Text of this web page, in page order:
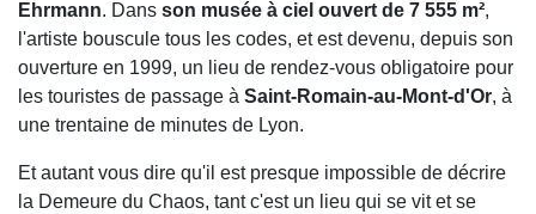
Ehrmann. Dans son musée à ciel ouvert de 7 555 m²,
l'artiste bouscule tous les codes, et est devenu, depuis son
ouverture en 1999, un lieu de rendez-vous obligatoire pour
les touristes de passage à Saint-Romain-au-Mont-d'Or, à
une trentaine de minutes de Lyon.
Et autant vous dire qu'il est presque impossible de décrire
la Demeure du Chaos, tant c'est un lieu qui se vit et se